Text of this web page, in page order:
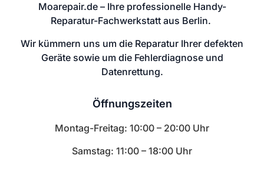
Moarepair.de – Ihre professionelle Handy-
Reparatur-Fachwerkstatt aus Berlin.
Wir kümmern uns um die Reparatur Ihrer defekten
Geräte sowie um die Fehlerdiagnose und
Datenrettung.
Öffnungszeiten
Montag-Freitag: 10:00 – 20:00 Uhr
Samstag: 11:00 – 18:00 Uhr